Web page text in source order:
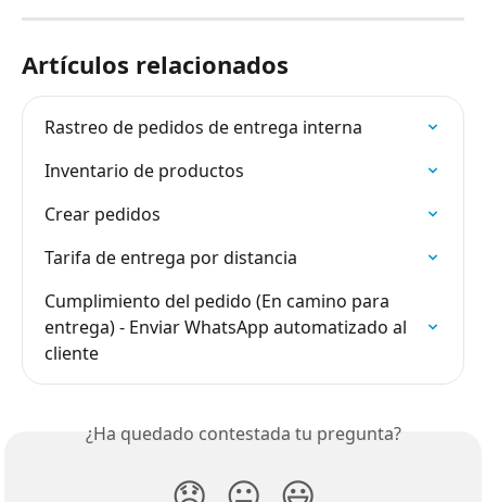
Artículos relacionados
Rastreo de pedidos de entrega interna
Inventario de productos
Crear pedidos
Tarifa de entrega por distancia
Cumplimiento del pedido (En camino para
entrega) - Enviar WhatsApp automatizado al
cliente
¿Ha quedado contestada tu pregunta?